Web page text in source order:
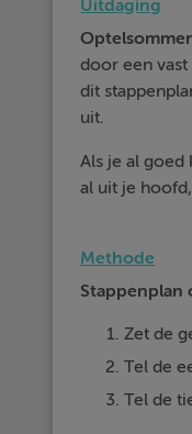
Uitdaging
door een
dit
uit.
Als je al
al uit je
Methode
Stappenplan
Zet de
Tel de
Tel de